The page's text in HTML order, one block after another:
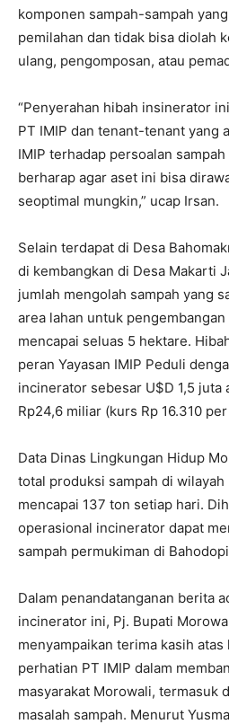
komponen sampah-sampah
pemilahan dan tidak bisa diolah
ulang, pengomposan, atau
“Penyerahan hibah insinerator
PT IMIP dan tenant-tenant yang
IMIP terhadap persoalan
berharap agar aset ini bisa
seoptimal mungkin,” ucap Irsan.
Selain terdapat di Desa
di kembangkan di Desa Makarti
jumlah mengolah sampah yang
area lahan untuk
mencapai seluas 5 hektare.
peran Yayasan IMIP Peduli
incinerator sebesar U$D 1,5 juta
Rp24,6 miliar (kurs Rp 16.310
Data Dinas Lingkungan Hidup
total produksi sampah di wilayah
mencapai 137 ton setiap hari.
operasional incinerator dapat
sampah permukiman di
Dalam penandatanganan berita
incinerator ini, Pj. Bupati
menyampaikan terima kasih
perhatian PT IMIP dalam
masyarakat Morowali, termasuk
masalah sampah. Menurut